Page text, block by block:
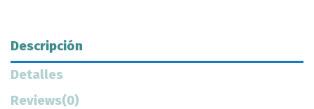
Descripción
Detalles
Reviews(0)